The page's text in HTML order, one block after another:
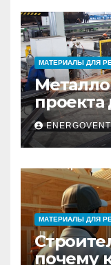
МАТЕРИАЛЫ ДЛЯ
проекта
МАТЕРИАЛЫ ДЛЯ
почему